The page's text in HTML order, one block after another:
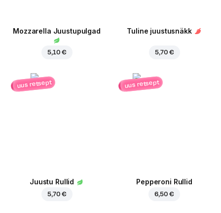
Mozzarella Juustupulgad
5,10 €
Tuline juustusnäkk
5,70 €
uus retsept
Juustu Rullid
5,70 €
uus retsept
Pepperoni Rullid
6,50 €